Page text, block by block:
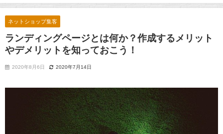
するメリットやデメリットを知っておこう！
ネットショップ集客
ランディングページとは何か？作成するメリット
やデメリットを知っておこう！
2020年8月6日 2020年7月14日